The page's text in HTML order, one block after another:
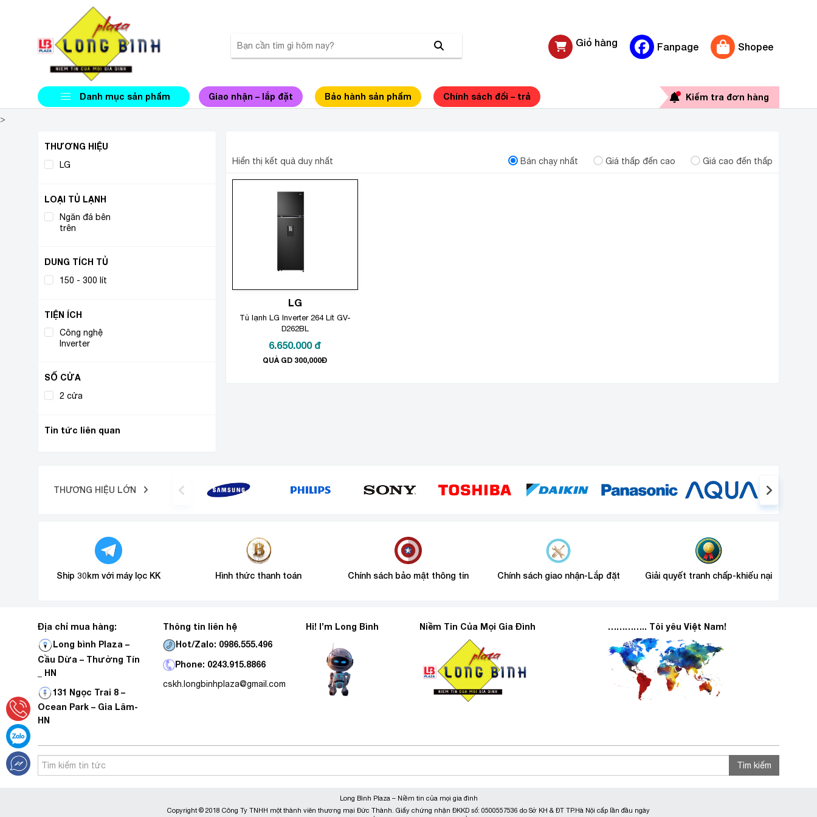
Giỏ hàng Fanpage Shopee
Danh mục sản phẩm Giao nhận – lắp đặt Bảo hành sản phẩm Chính sách đổi – trả Kiểm tra đơn hàng
>
Hiển thị kết quả duy nhất Bán chạy nhất Giá thấp đến cao Giá cao đến thấp
LG
Tủ lạnh LG Inverter 264 Lít GV-
D262BL
6.650.000 đ
QUÀ GD 300,000Đ
THƯƠNG HIỆU
LG
LOẠI TỦ LẠNH
Ngăn đá bên
trên
DUNG TÍCH TỦ
150 - 300 lít
TIỆN ÍCH
Công nghệ
Inverter
SỐ CỬA
2 cửa
Tin tức liên quan
THƯƠNG HIỆU LỚN
Ship 30km với máy lọc KK Hình thức thanh toán Chính sách bảo mật thông tin Chính sách giao nhận-Lắp đặt Giải quyết tranh chấp-khiếu nại
Địa chỉ mua hàng:
Long bình Plaza –
Cầu Dừa – Thường Tín
_ HN
131 Ngọc Trai 8 –
Ocean Park – Gia Lâm-
HN
Thông tin liên hệ
Hot/Zalo: 0986.555.496
Phone: 0243.915.8866
cskh.longbinhplaza@gmail.com
Hi! I’m Long Bình Niềm Tin Của Mọi Gia Đình ………….. Tôi yêu Việt Nam!
Tìm kiếm
Long Bình Plaza – Niềm tin của mọi gia đình
Copyright © 2018 Công Ty TNHH một thành viên thương mại Đức Thành. Giấy chứng nhận ĐKKD số: 0500557536 do Sở KH & ĐT TP.Hà Nội cấp lần đầu ngày